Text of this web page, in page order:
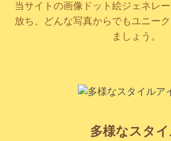
当サイトの画像ドット絵ジェネレ
放ち、どんな写真からでもユニー
ましょう。
多様なスタ